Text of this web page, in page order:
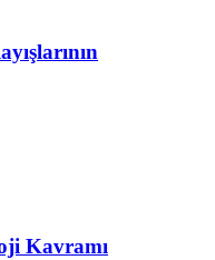
Kavramı